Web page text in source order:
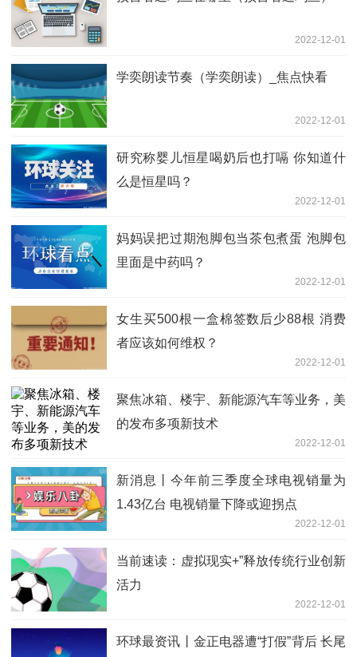
2022-12-01
学奕朗读节奏（学奕朗读）_焦点快看
2022-12-01
研究称婴儿恒星喝奶后也打嗝 你知道什
么是恒星吗？
2022-12-01
妈妈误把过期泡脚包当茶包煮蛋 泡脚包
里面是中药吗？
2022-12-01
女生买500根一盒棉签数后少88根 消费
者应该如何维权？
2022-12-01
聚焦冰箱、楼宇、新能源汽车等业务，美
的发布多项新技术
2022-12-01
新消息丨今年前三季度全球电视销量为
1.43亿台 电视销量下降或迎拐点
2022-12-01
当前速读：虚拟现实+”释放传统行业创新
活力
2022-12-01
环球最资讯丨金正电器遭“打假”背后 长尾